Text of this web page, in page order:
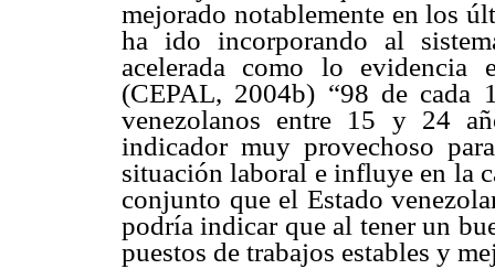
mejorado notablemente en los
ha ido incorporando al
acelerada como lo
(CEPAL, 2004b) “98 de cada
venezolanos entre 15 y 24
indicador muy provechoso
situación laboral e influye en la
conjunto que el Estado
podría indicar que al tener un
puestos de trabajos estables y